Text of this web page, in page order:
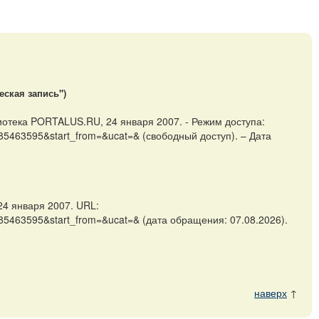
запись")
PORTALUS.RU, 24 января 2007. - Режим доступа:
(свободный доступ). – Дата
января 2007. URL:
(дата обращения: 07.08.2026).
наверх ↑